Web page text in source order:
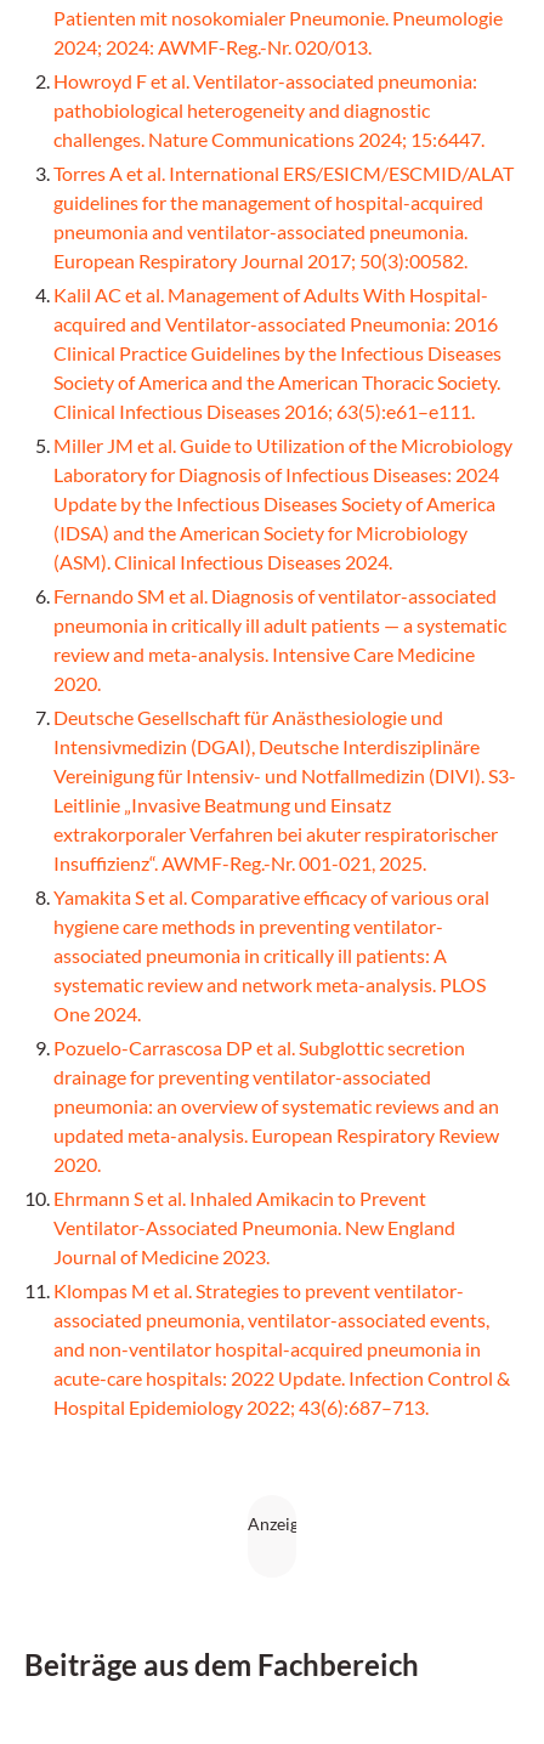
Patienten mit nosokomialer Pneumonie. Pneumologie
2024; 2024: AWMF-Reg.-Nr. 020/013.
Howroyd F et al. Ventilator-associated pneumonia:
pathobiological heterogeneity and diagnostic
challenges. Nature Communications 2024; 15:6447.
Torres A et al. International ERS/ESICM/ESCMID/ALAT
guidelines for the management of hospital-acquired
pneumonia and ventilator-associated pneumonia.
European Respiratory Journal 2017; 50(3):00582.
Kalil AC et al. Management of Adults With Hospital-
acquired and Ventilator-associated Pneumonia: 2016
Clinical Practice Guidelines by the Infectious Diseases
Society of America and the American Thoracic Society.
Clinical Infectious Diseases 2016; 63(5):e61–e111.
Miller JM et al. Guide to Utilization of the Microbiology
Laboratory for Diagnosis of Infectious Diseases: 2024
Update by the Infectious Diseases Society of America
(IDSA) and the American Society for Microbiology
(ASM). Clinical Infectious Diseases 2024.
Fernando SM et al. Diagnosis of ventilator-associated
pneumonia in critically ill adult patients — a systematic
review and meta-analysis. Intensive Care Medicine
2020.
Deutsche Gesellschaft für Anästhesiologie und
Intensivmedizin (DGAI), Deutsche Interdisziplinäre
Vereinigung für Intensiv- und Notfallmedizin (DIVI). S3-
Leitlinie „Invasive Beatmung und Einsatz
extrakorporaler Verfahren bei akuter respiratorischer
Insuffizienz“. AWMF-Reg.-Nr. 001-021, 2025.
Yamakita S et al. Comparative efficacy of various oral
hygiene care methods in preventing ventilator-
associated pneumonia in critically ill patients: A
systematic review and network meta-analysis. PLOS
One 2024.
Pozuelo-Carrascosa DP et al. Subglottic secretion
drainage for preventing ventilator-associated
pneumonia: an overview of systematic reviews and an
updated meta-analysis. European Respiratory Review
2020.
Ehrmann S et al. Inhaled Amikacin to Prevent
Ventilator-Associated Pneumonia. New England
Journal of Medicine 2023.
Klompas M et al. Strategies to prevent ventilator-
associated pneumonia, ventilator-associated events,
and non-ventilator hospital-acquired pneumonia in
acute-care hospitals: 2022 Update. Infection Control &
Hospital Epidemiology 2022; 43(6):687–713.
Beiträge aus dem Fachbereich